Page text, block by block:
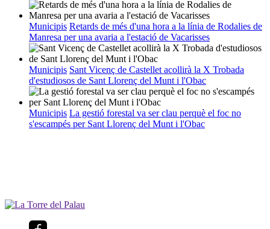
Municipis Retards de més d'una hora a la línia de Rodalies de
Manresa per una avaria a l'estació de Vacarisses
Municipis Sant Vicenç de Castellet acollirà la X Trobada
d'estudiosos de Sant Llorenç del Munt i l'Obac
Municipis La gestió forestal va ser clau perquè el foc no
s'escampés per Sant Llorenç del Munt i l'Obac